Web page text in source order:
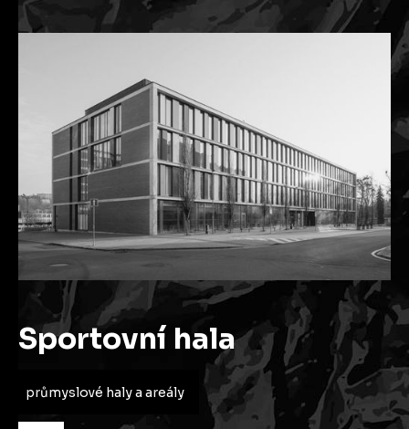
Sportovní hala
průmyslové haly a areály